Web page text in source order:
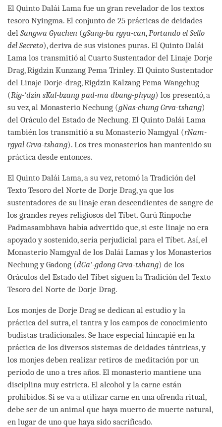
El Quinto Dalái Lama fue un gran revelador de los textos
tesoro Nyingma. El conjunto de 25 prácticas de deidades
del Sangwa Gyachen (gSang-ba rgya-can, Portando el Sello
del Secreto), deriva de sus visiones puras. El Quinto Dalái
Lama los transmitió al Cuarto Sustentador del Linaje Dorje
Drag, Rigdzin Kunzang Pema Trinley. El Quinto Sustentador
del Linaje Dorje-drag, Rigdzin Kalzang Pema Wangchug
(Rig-'dzin sKal-bzang pad-ma dbang-phyug) los presentó, a
su vez, al Monasterio Nechung (gNas-chung Grva-tshang)
del Oráculo del Estado de Nechung. El Quinto Dalái Lama
también los transmitió a su Monasterio Namgyal (rNam-
rgyal Grva-tshang). Los tres monasterios han mantenido su
práctica desde entonces.
El Quinto Dalái Lama, a su vez, retomó la Tradición del
Texto Tesoro del Norte de Dorje Drag, ya que los
sustentadores de su linaje eran descendientes de sangre de
los grandes reyes religiosos del Tíbet. Gurú Rinpoche
Padmasambhava había advertido que, si este linaje no era
apoyado y sostenido, sería perjudicial para el Tíbet. Así, el
Monasterio Namgyal de los Dalái Lamas y los Monasterios
Nechung y Gadong (dGa'-gdong Grva-tshang) de los
Oráculos del Estado del Tíbet siguen la Tradición del Texto
Tesoro del Norte de Dorje Drag.
Los monjes de Dorje Drag se dedican al estudio y la
práctica del sutra, el tantra y los campos de conocimiento
budistas tradicionales. Se hace especial hincapié en la
práctica de los diversos sistemas de deidades tántricas, y
los monjes deben realizar retiros de meditación por un
período de uno a tres años. El monasterio mantiene una
disciplina muy estricta. El alcohol y la carne están
prohibidos. Si se va a utilizar carne en una ofrenda ritual,
debe ser de un animal que haya muerto de muerte natural,
en lugar de uno que haya sido sacrificado.